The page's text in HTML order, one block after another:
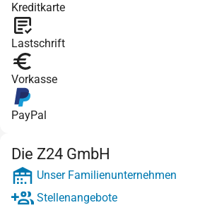
Kreditkarte
Lastschrift
Vorkasse
PayPal
Die Z24 GmbH
Unser Familienunternehmen
Stellenangebote